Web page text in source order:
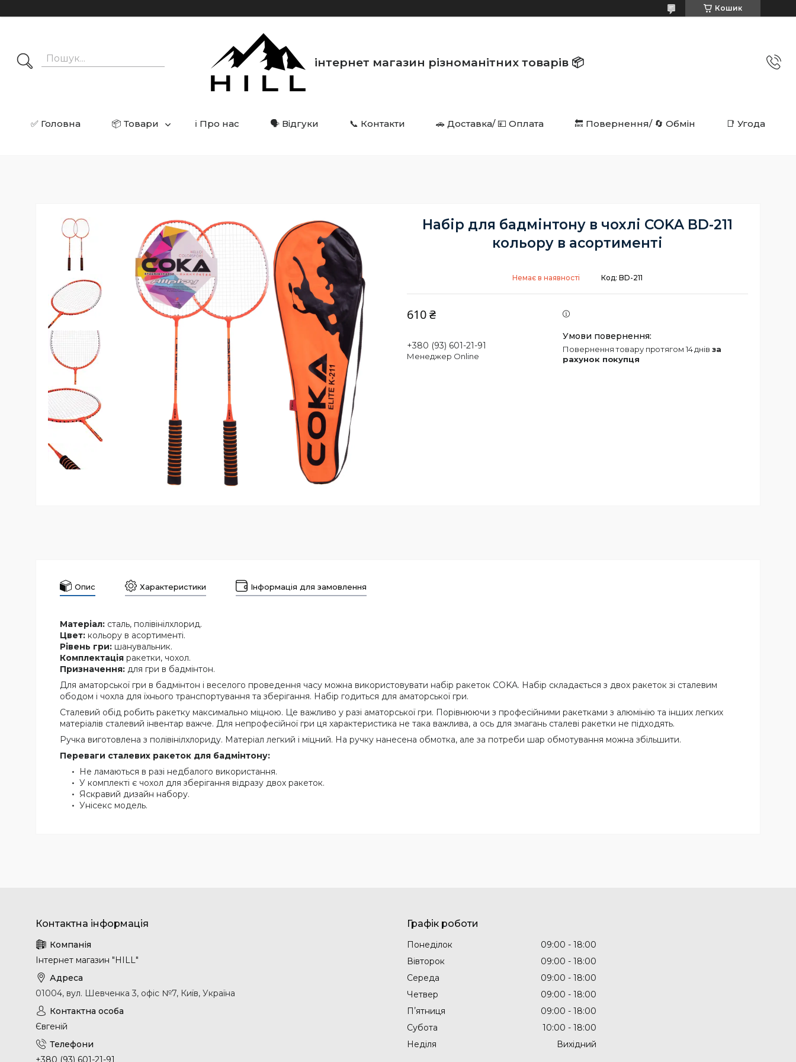
Кошик
інтернет магазин різноманітних товарів 📦️️️️️️
✅ Головна 📦 Товари ℹ️ Про нас 🗣️ Відгуки 📞 Контакти 🚗 Доставка/ 💴 Оплата 🔙 Повернення/ 🔄 Обмін 📑 Угода
Набір для бадмінтону в чохлі COKA BD-211
кольору в асортименті
Немає в наявності Код: BD-211
610 ₴
+380 (93) 601-21-91
Менеджер Online
повернення товару протягом 14 днів за
рахунок покупця
Опис Характеристики Інформація для замовлення
Матеріал: сталь, полівінілхлорид.
Цвет: кольору в асортименті.
Рівень гри: шанувальник.
Комплектація ракетки, чохол.
Призначення: для гри в бадмінтон.
Для аматорської гри в бадмінтон і веселого проведення часу можна використовувати набір ракеток COKA. Набір складається з двох ракеток зі сталевим
ободом і чохла для їхнього транспортування та зберігання. Набір годиться для аматорської гри.
Сталевий обід робить ракетку максимально міцною. Це важливо у разі аматорської гри. Порівнюючи з професійними ракетками з алюмінію та інших легких
матеріалів сталевий інвентар важче. Для непрофесійної гри ця характеристика не така важлива, а ось для змагань сталеві ракетки не підходять.
Ручка виготовлена з полівінілхлориду. Матеріал легкий і міцний. На ручку нанесена обмотка, але за потреби шар обмотування можна збільшити.
Переваги сталевих ракеток для бадмінтону:
Не ламаються в разі недбалого використання.
У комплекті є чохол для зберігання відразу двох ракеток.
Яскравий дизайн набору.
Унісекс модель.
Інтернет магазин "HILL"
01004, вул. Шевченка 3, офіс №7, Київ, Україна
Євгеній
+380 (93) 601-21-91
Графік роботи
Понеділок 09:00
18:00
Вівторок
09:00
18:00
Середа
09:00
18:00
Четвер
09:00
18:00
Пʼятниця
09:00
18:00
Субота
10:00
18:00
Неділя
Вихідний